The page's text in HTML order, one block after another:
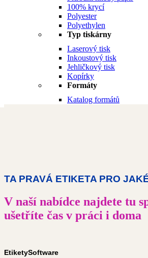
100% krycí
Polyester
Polyethylen
Typ tiskárny
Laserový tisk
Inkoustový tisk
Jehličkový tisk
Kopírky
Formáty
Katalog formátů
TA PRAVÁ ETIKETA PRO
V naší nabídce najdete tu
ušetříte čas v práci i doma
EtiketySoftware